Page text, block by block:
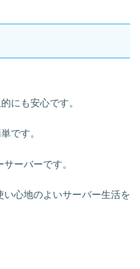
にも安心です。
です。
ーバーです。
心地のよいサーバー生活を